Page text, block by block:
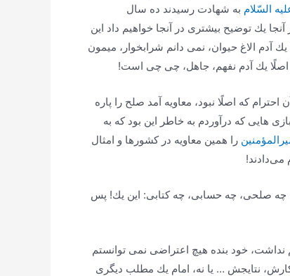
السّلام به شهادت رسیدند ده سال
یك توضیح بیشتری در آنجا خواهیم داد این
آدم الاغ حیوان، نمی دانم شرابخوار، میمون
اصلًا یك آدم نفهم، جاهل، چی چی است!
كه اصلًا نبود، معاویه آمد صلح را پاره
هایی كه درآوردم به خاطر این بود كه به
را همین معاویه در كشورها و امثال
می‌دادند!
چه صلحی، چه حسابی، چه كتابی: این یك! پس
خود بنده هیچ اعتراضی نمی توانستم
نتایجش … یا نه، امام یك مطلب دیگری